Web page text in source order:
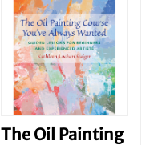
The Oil Painting